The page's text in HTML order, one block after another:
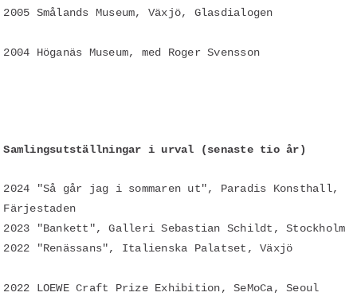
2005 Smålands Museum, Växjö, Glasdialogen
2004 Höganäs Museum, med Roger Svensson
Samlingsutställningar i urval (senaste tio år)
2024 "Så går jag i sommaren ut", Paradis Konsthall,
Färjestaden
2023 "Bankett", Galleri Sebastian Schildt, Stockholm
2022 "Renässans", Italienska Palatset, Växjö
2022 LOEWE Craft Prize Exhibition, SeMoCa, Seoul